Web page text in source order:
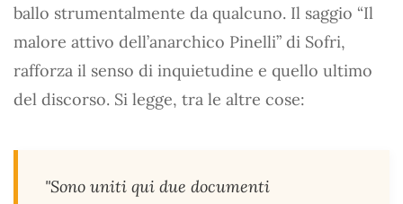
ballo strumentalmente da qualcuno. Il saggio “Il
malore attivo dell’anarchico Pinelli” di Sofri,
rafforza il senso di inquietudine e quello ultimo
del discorso. Si legge, tra le altre cose:
"Sono uniti qui due documenti